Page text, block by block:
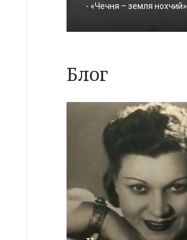
- «Чечня – земля нохчий»
Блог